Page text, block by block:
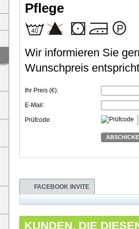
Pflege
Wir informieren Sie
Wunschpreis
Ihr Preis (€):
E-Mail:
Prüfcode:
FACEBOOK INVITE
KUNDEN, DIE